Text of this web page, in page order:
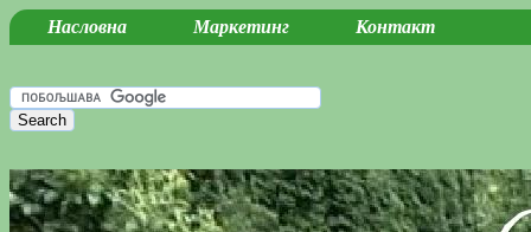
Насловна Маркетинг Контакт